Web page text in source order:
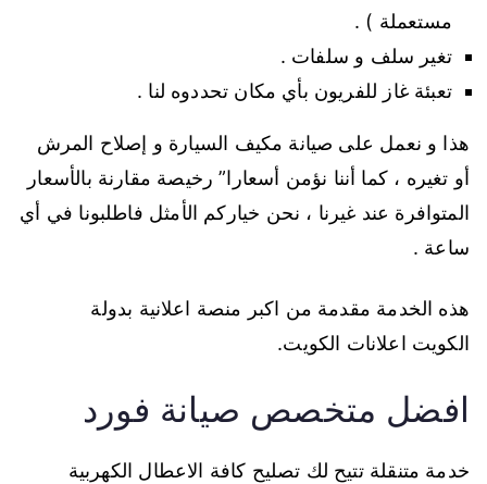
مستعملة ) .
تغير سلف و سلفات .
تعبئة غاز للفريون بأي مكان تحددوه لنا .
هذا و نعمل على صيانة مكيف السيارة و إصلاح المرش
أو تغيره ، كما أننا نؤمن أسعارا” رخيصة مقارنة بالأسعار
المتوافرة عند غيرنا ، نحن خياركم الأمثل فاطلبونا في أي
ساعة .
هذه الخدمة مقدمة من اكبر منصة اعلانية بدولة
الكويت اعلانات الكويت.
افضل متخصص صيانة فورد
خدمة متنقلة تتيح لك تصليح كافة الاعطال الكهربية